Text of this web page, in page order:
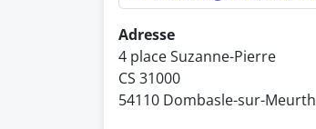
Adresse
4 place Suzanne-Pierre
CS 31000
54110 Dombasle-sur-